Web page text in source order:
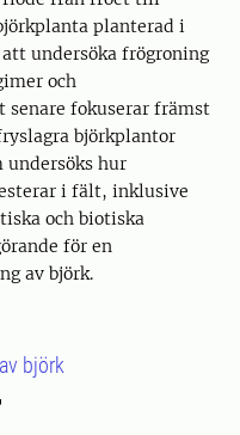
planterad i
undersöka frögroning
och
senare fokuserar främst
björkplantor
undersöks hur
i fält, inklusive
och biotiska
för en
av björk.
björk